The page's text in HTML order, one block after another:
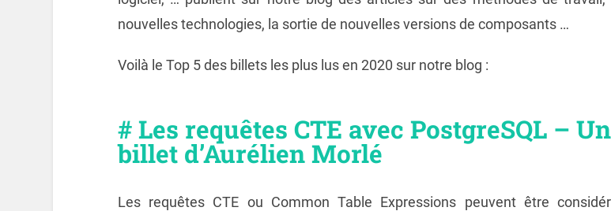
nouvelles technologies, la sortie de nouvelles versions de composants …
Voilà le Top 5 des billets les plus lus en 2020 sur notre blog :
# Les requêtes CTE avec PostgreSQL – Un
billet d’Aurélien Morlé
Les requêtes CTE ou Common Table Expressions peuvent être